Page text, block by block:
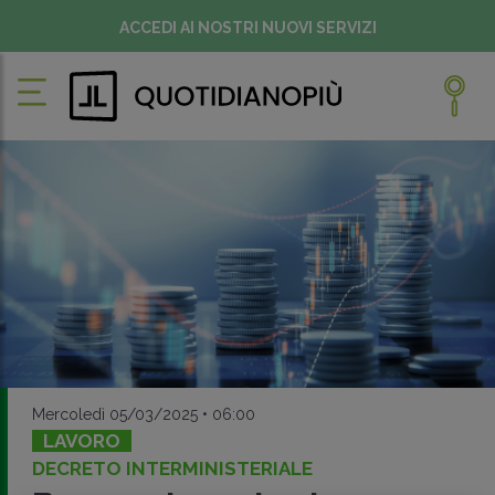
ACCEDI AI NOSTRI NUOVI SERVIZI
Mercoledì 05/03/2025 • 06:00
LAVORO
DECRETO INTERMINISTERIALE